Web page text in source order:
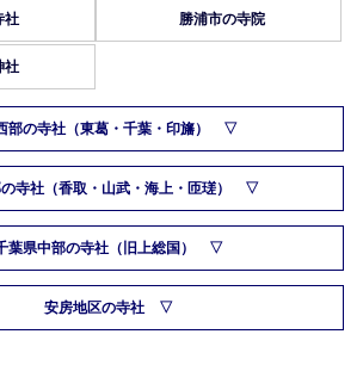
社 勝浦市の寺院
社
部の寺社（東葛・千葉・印旛）
寺社（香取・山武・海上・匝瑳）
葉県中部の寺社（旧上総国）
安房地区の寺社